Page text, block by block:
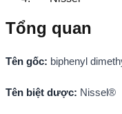
Tổng quan
Tên gốc: biphenyl
Tên biệt dược: Nissel®